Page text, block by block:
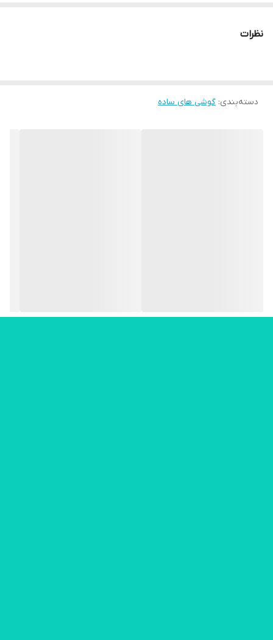
نظرات
دسته‌بندی: گوشی های ساده